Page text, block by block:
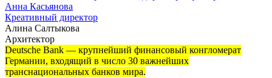
Анна Касьянова
Креативный директор
Алина Салтыкова
Архитектор
Deutsche Bank — крупнейший финансовый конгломерат
Германии, входящий в число 30 важнейших
транснациональных банков мира.